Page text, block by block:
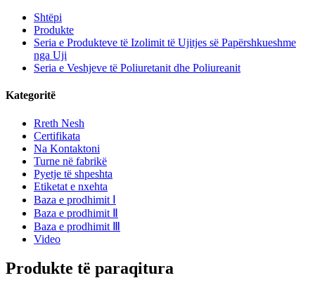
Shtëpi
Produkte
Seria e Produkteve të Izolimit të Ujitjes së Papërshkueshme
nga Uji
Seria e Veshjeve të Poliuretanit dhe Poliureanit
Kategoritë
Rreth Nesh
Certifikata
Na Kontaktoni
Turne në fabrikë
Pyetje të shpeshta
Etiketat e nxehta
Baza e prodhimit Ⅰ
Baza e prodhimit Ⅱ
Baza e prodhimit Ⅲ
Video
Produkte të paraqitura